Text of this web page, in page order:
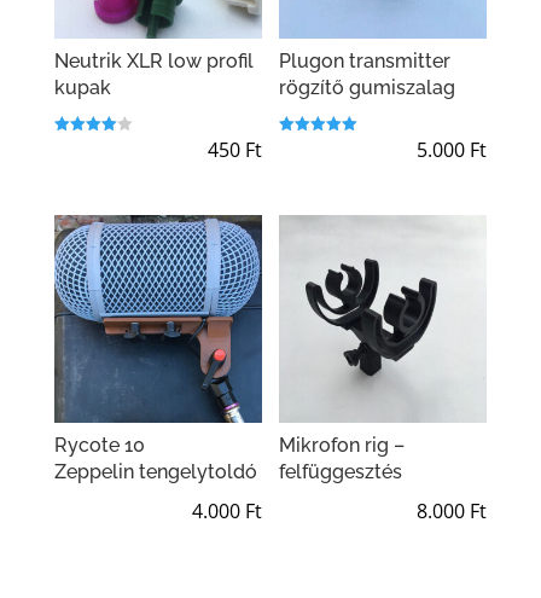
Neutrik XLR low profil
kupak
450 Ft
Plugon transmitter
rögzítő gumiszalag
5.000 Ft
Rycote 10
Zeppelin tengelytoldó
4.000 Ft
Mikrofon rig –
felfüggesztés
8.000 Ft